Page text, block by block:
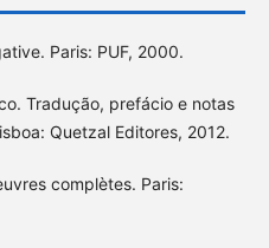
Paris: PUF, 2000.
Tradução, prefácio e notas
Quetzal Editores, 2012.
complètes. Paris: